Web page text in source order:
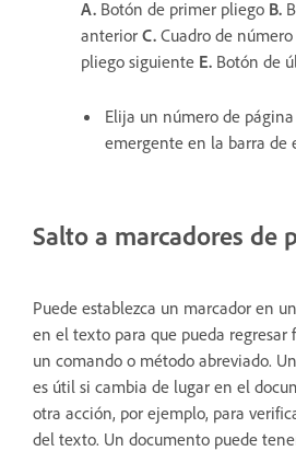
A. Botón de primer pliego B.
anterior C. Cuadro de
pliego siguiente E. Botón de
Elija un número de
emergente en la barra de
Salto a marcadores de
Puede establezca un marcador en
en el texto para que pueda
un comando o método abreviado.
es útil si cambia de lugar en el
otra acción, por ejemplo, para
del texto. Un documento puede